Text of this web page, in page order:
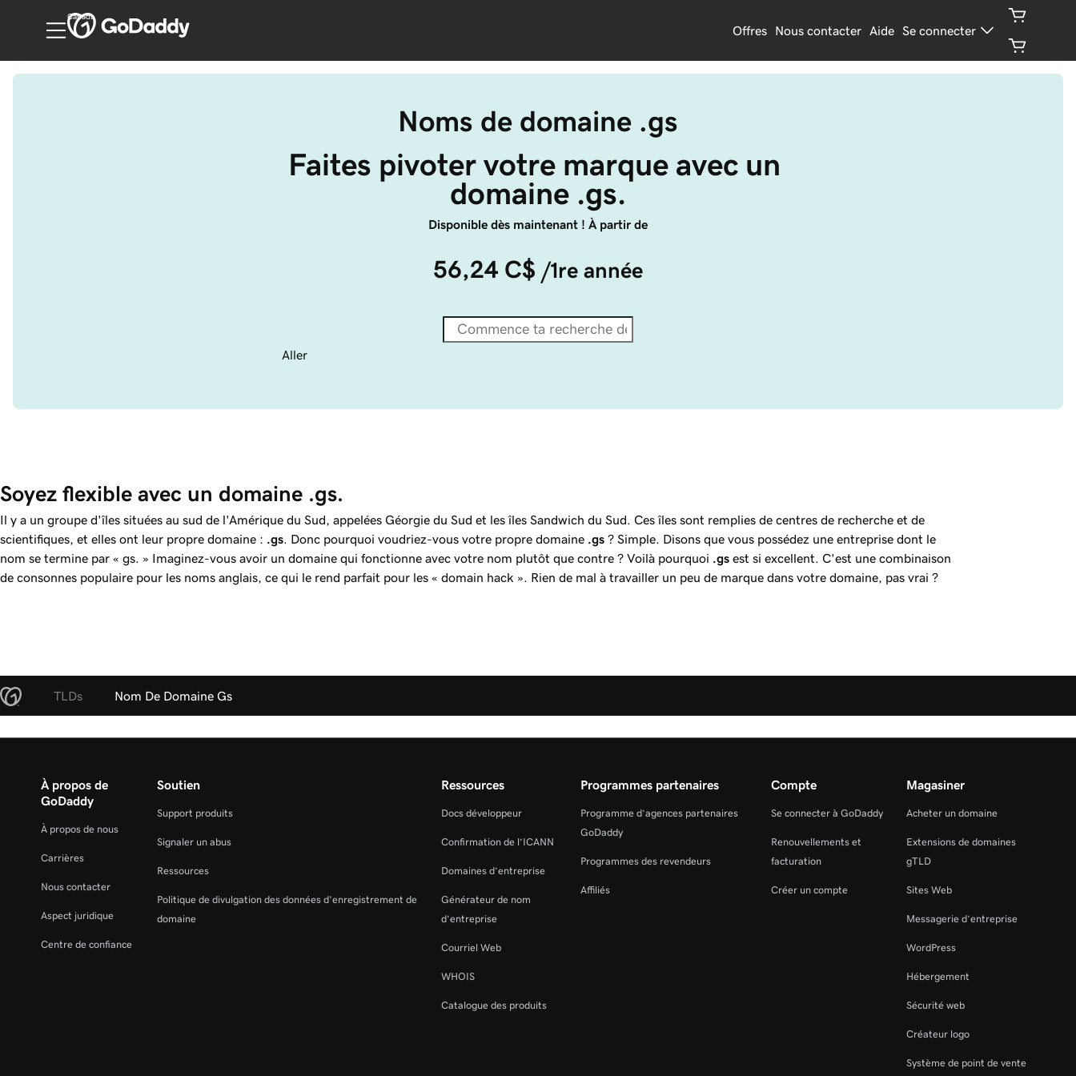
Canada
Offres Nous contacter Aide Se connecter
Noms de domaine .gs
Faites pivoter votre marque avec un
domaine .gs.
Disponible dès maintenant ! À partir de
56,24 C$ /1re année
Aller
Soyez flexible avec un domaine .gs.
Il y a un groupe d'îles situées au sud de l'Amérique du Sud, appelées Géorgie du Sud et les îles Sandwich du Sud. Ces îles sont remplies de centres de recherche et de
scientifiques, et elles ont leur propre domaine : .gs. Donc pourquoi voudriez-vous votre propre domaine .gs ? Simple. Disons que vous possédez une entreprise dont le
nom se termine par « gs. » Imaginez-vous avoir un domaine qui fonctionne avec votre nom plutôt que contre ? Voilà pourquoi .gs est si excellent. C'est une combinaison
de consonnes populaire pour les noms anglais, ce qui le rend parfait pour les « domain hack ». Rien de mal à travailler un peu de marque dans votre domaine, pas vrai ?
TLDs Nom De Domaine Gs
À propos de
GoDaddy
À propos de nous
Carrières
Nous contacter
Aspect juridique
Centre de confiance
Soutien
Support produits
Signaler un abus
Ressources
Politique de divulgation des données d'enregistrement de
domaine
Ressources
Docs développeur
Confirmation de l’ICANN
Domaines d’entreprise
Générateur de nom
d’entreprise
Courriel Web
WHOIS
Catalogue des produits
Programmes partenaires
Programme d’agences partenaires
GoDaddy
Programmes des revendeurs
Affiliés
Compte
Se connecter à GoDaddy
Renouvellements et
facturation
Créer un compte
Magasiner
Acheter un domaine
Extensions de domaines
gTLD
Sites Web
Messagerie d’entreprise
WordPress
Hébergement
Sécurité web
Créateur logo
Système de point de vente